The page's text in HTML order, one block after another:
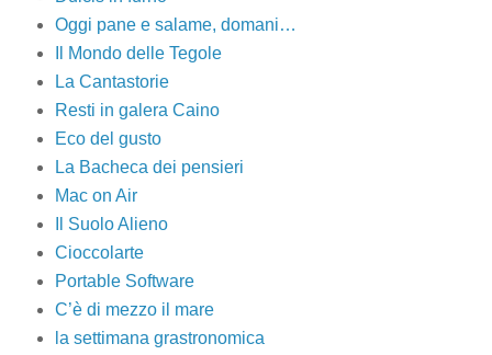
Oggi pane e salame, domani…
Il Mondo delle Tegole
La Cantastorie
Resti in galera Caino
Eco del gusto
La Bacheca dei pensieri
Mac on Air
Il Suolo Alieno
Cioccolarte
Portable Software
C’è di mezzo il mare
la settimana grastronomica